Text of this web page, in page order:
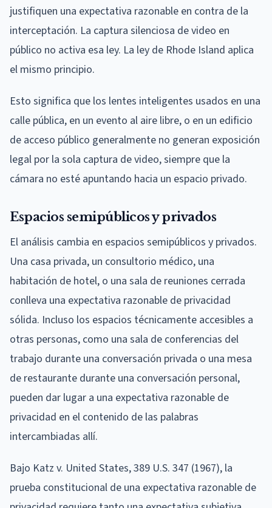
justifiquen una expectativa razonable en contra de la
interceptación. La captura silenciosa de video en
público no activa esa ley. La ley de Rhode Island aplica
el mismo principio.
Esto significa que los lentes inteligentes usados en una
calle pública, en un evento al aire libre, o en un edificio
de acceso público generalmente no generan exposición
legal por la sola captura de video, siempre que la
cámara no esté apuntando hacia un espacio privado.
Espacios semipúblicos y privados
El análisis cambia en espacios semipúblicos y privados.
Una casa privada, un consultorio médico, una
habitación de hotel, o una sala de reuniones cerrada
conlleva una expectativa razonable de privacidad
sólida. Incluso los espacios técnicamente accesibles a
otras personas, como una sala de conferencias del
trabajo durante una conversación privada o una mesa
de restaurante durante una conversación personal,
pueden dar lugar a una expectativa razonable de
privacidad en el contenido de las palabras
intercambiadas allí.
Bajo Katz v. United States, 389 U.S. 347 (1967), la
prueba constitucional de una expectativa razonable de